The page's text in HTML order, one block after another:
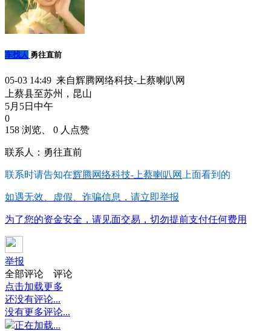
车找人 勇往直前
05-03 14:49 来自辉腾网络科技-上蔡喇叭网
上蔡县至苏州，昆山
5月5日中午
0
158 浏览、 0 人点赞
联系人：勇往直前
联系时请告知在辉腾网络科技-上蔡喇叭网 上面看到的
如遇无效、虚假、诈骗信息，请立即举报
为了您的资金安全，请见面交易，切勿提前支付任何费用
举报
全部评论
评论
点击加载更多
还没有评论...
没有更多评论...
正在加载...